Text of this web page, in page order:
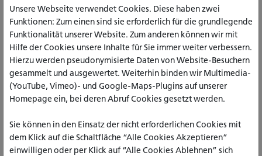
GEWÜNSCHTE AUFSTELLUNG IN DER BIBLIOTHEK AM
STANDORT *
Bitte wählen Sie
BEMERKUNG, BEGRÜNDUNG
Unsere Webseite verwendet Cookies. Diese haben zwei
Funktionen: Zum einen sind sie erforderlich für die grundlegende
Funktionalität unserer Website. Zum anderen können wir mit
Hilfe der Cookies unsere Inhalte für Sie immer weiter verbessern.
Hierzu werden pseudonymisierte Daten von Website-Besuchern
gesammelt und ausgewertet. Weiterhin binden wir Multimedia-
(YouTube, Vimeo)- und Google-Maps-Plugins auf unserer
Homepage ein, bei deren Abruf Cookies gesetzt werden.
Sie können in den Einsatz der nicht erforderlichen Cookies mit
dem Klick auf die Schaltfläche “Alle Cookies Akzeptieren”
einwilligen oder per Klick auf “Alle Cookies Ablehnen” sich